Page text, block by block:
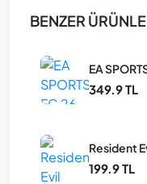
BENZER
EA
349.9 TL
Resident
199.9 TL